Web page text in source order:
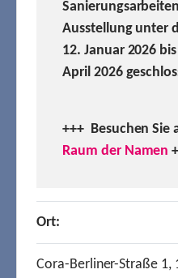
Ausstellung unter
12. Januar 2026
April 2026
+++ Besuchen Sie
Raum der Namen
Ort:
Cora-Berliner-Straße 1,